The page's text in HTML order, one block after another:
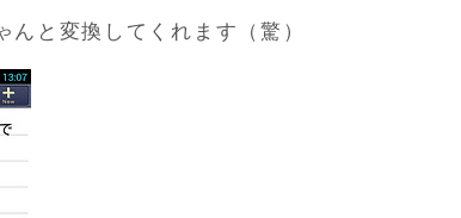
と変換してくれます（驚）